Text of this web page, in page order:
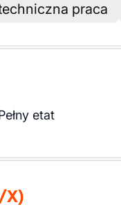
praca
etat
X)